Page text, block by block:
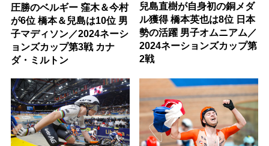
圧勝のベルギー 窪木＆今村
が6位 橋本＆兒島は10位 男
子マディソン／2024ネーシ
ョンズカップ第3戦 カナ
ダ・ミルトン
兒島直樹が自身初の銅メダ
ル獲得 橋本英也は8位 日本
勢の活躍 男子オムニアム／
2024ネーションズカップ第
2戦